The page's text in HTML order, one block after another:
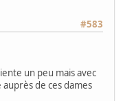
#583
un peu mais avec
de ces dames